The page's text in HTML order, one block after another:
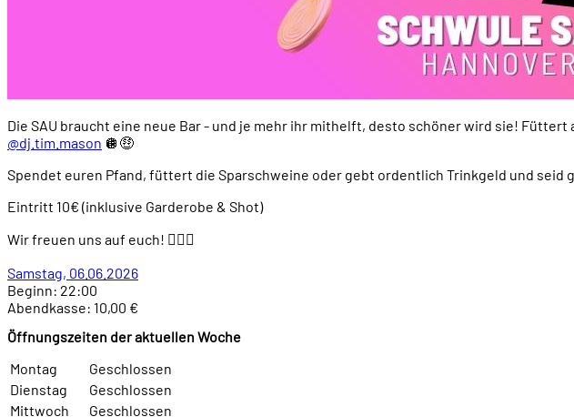
Die SAU braucht eine neue Bar - und je mehr ihr mithelft, desto schöner wird sie!
@dj.tim.mason 🪩🤑
Spendet euren Pfand, füttert die Sparschweine oder gebt ordentlich Trinkgeld und seid
Eintritt 10€ (inklusive Garderobe & Shot)
Wir freuen uns auf euch! 🏳️‍🌈🐷
Samstag, 06.06.2026
Beginn: 22:00
Abendkasse: 10,00 €
Öffnungszeiten der aktuellen Woche
Montag
Geschlossen
Dienstag
Geschlossen
Mittwoch
Geschlossen